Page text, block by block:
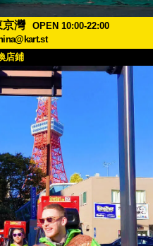
灣
OPEN 10:00-22:00
店鋪
預訂
鋪
東京 秋葉原 #1
東京 澀谷